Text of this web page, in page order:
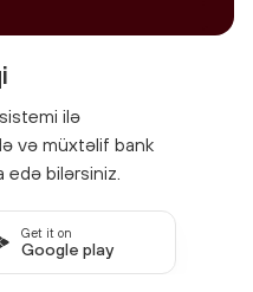
ilə
və müxtəlif bank
edə bilərsiniz.
Get it on
Google play